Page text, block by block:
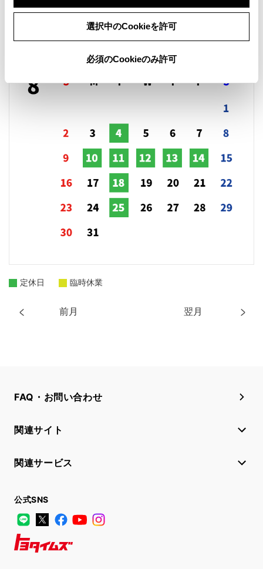
選択中のCookieを許可
必須のCookieのみ許可
前月 翌月
定休日 臨時休業
FAQ・お問い合わせ
関連サイト
関連サービス
公式SNS
LINE
X FacebookYouTube